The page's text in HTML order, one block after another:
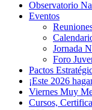
Observatorio
Eventos
Jornada
Foro
Pactos
¡Este 2026
Viernes Muy
Cursos,